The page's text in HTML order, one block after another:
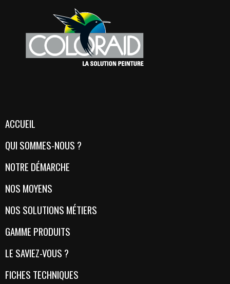
ACCUEIL
QUI SOMMES-NOUS ?
NOTRE DÉMARCHE
NOS MOYENS
NOS SOLUTIONS MÉTIERS
GAMME PRODUITS
LE SAVIEZ-VOUS ?
FICHES TECHNIQUES